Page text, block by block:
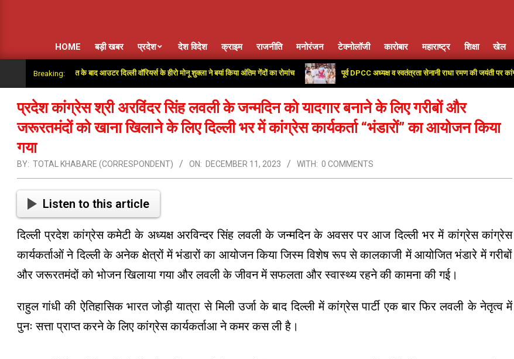
Primary
Navigation
HOME बड़ी खबर प्रदेश देश विदेश क्राइम राजनीति मनोरंजन टेक्नोलॉजी कारोबार महाराष्ट्र शिक्षा खेल
Breaking:
सुपर ओवर में जीत के बाद आउटर दिल्ली वॉरियर्स के हीरो मोनू शुक्ला ने बयां किया अंतिम गेंदों का रोमांच पूर्व DPCC अध्यक्ष व स्वतंत्रता सेनानी राधा रमण की जयंती पर कांग्रेस
प्रदेश कांग्रेस श्री अरविंदर सिंह लवली के जन्मदिन को यादगार बनाने के लिए गरीबों और
जरूरतमंदों को खाना खिलाने के लिए दिल्ली भर में कांग्रेस कार्यकर्ता “भंडारों” का आयोजन किया
गया
BY: TOTAL KHABARE (CORRESPONDENT) ON: DECEMBER 11, 2023 WITH: 0 COMMENTS
Listen to this article
दिल्ली प्रदेश कांग्रेस कमेटी के अध्यक्ष अरविन्दर सिंह लवली के जन्मदिन के अवसर पर आज दिल्ली भर में कांग्रेस कांग्रेस
कार्यकर्ताओं ने दिल्ली के अनेक क्षेत्रों में भंडारों का आयोजन किया जिस्म विशेष रूप से कालकाजी में आयोजित भंडारे में गरीबों
और जरूरतमंदों को भोजन खिलाया गया और लवली के जीवन में सफलता और स्वास्थ्य रहने की कामना की गई।
राहुल गांधी की ऐतिहासिक भारत जोड़ी यात्रा से मिली उर्जा के बाद दिल्ली में कांग्रेस पार्टी एक बार फिर लवली के नेतृत्व में
पुनः सत्ता प्राप्त करने के लिए कांग्रेस कार्यकर्ताआ ने कमर कस ली है।